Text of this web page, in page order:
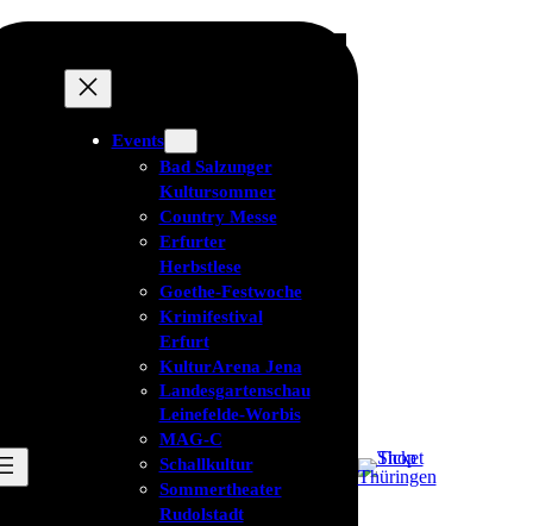
Events
Bad Salzunger
Kultursommer
Country Messe
Erfurter
Herbstlese
Goethe-Festwoche
Krimifestival
Erfurt
KulturArena Jena
Landesgartenschau
Leinefelde-Worbis
MAG-C
Schallkultur
Sommertheater
Rudolstadt